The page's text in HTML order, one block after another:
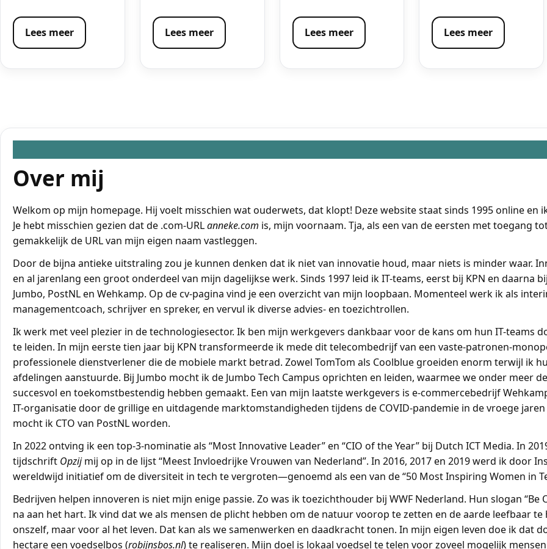
Lees meer Lees meer Lees meer Lees meer
Over mij
Welkom op mijn homepage. Hij voelt misschien wat ouderwets, dat klopt! Deze website staat sinds 1995 online en
Je hebt misschien gezien dat de .com-URLanneke.com is, mijn voornaam. Tja, als een van de eersten met toegang
gemakkelijk de URL van mijn eigen naam vastleggen.
Door de bijna antieke uitstraling zou je kunnen denken dat ik niet van innovatie houd, maar niets is minder waar.
en al jarenlang een groot onderdeel van mijn dagelijkse werk. Sinds 1997 leid ik IT-teams, eerst bij KPN en daarna
Jumbo, PostNL en Wehkamp. Op de cv-pagina vind je een overzicht van mijn loopbaan. Momenteel werk ik als
managementcoach, schrijver en spreker, en vervul ik diverse advies- en toezichtrollen.
Ik werk met veel plezier in de technologiesector. Ik ben mijn werkgevers dankbaar voor de kans om hun IT-teams
te leiden. In mijn eerste tien jaar bij KPN transformeerde ik mede dit telecombedrijf van een vaste-patronen-
professionele dienstverlener die de mobiele markt betrad. Zowel TomTom als Coolblue groeiden enorm terwijl ik
afdelingen aanstuurde. Bij Jumbo mocht ik de Jumbo Tech Campus oprichten en leiden, waarmee we onder meer
succesvol en toekomstbestendig hebben gemaakt. Een van mijn laatste werkgevers is e-commercebedrijf
IT-organisatie door de grillige en uitdagende marktomstandigheden tijdens de COVID-pandemie in de vroege
mocht ik CTO van PostNL worden.
In 2022 ontving ik een top-3-nominatie als “Most Innovative Leader” en “CIO of the Year” bij Dutch ICT Media. In
tijdschrift Opzijmij op in de lijst “Meest Invloedrijke Vrouwen van Nederland”. In 2016, 2017 en 2019 werd ik door
wereldwijd initiatief om de diversiteit in tech te vergroten—genoemd als een van de “50 Most Inspiring Women in
Bedrijven helpen innoveren is niet mijn enige passie. Zo was ik toezichthouder bij WWF Nederland. Hun slogan “Be
na aan het hart. Ik vind dat we als mensen de plicht hebben om de natuur voorop te zetten en de aarde leefbaar
onszelf, maar voor al het leven. Dat kan als we samenwerken en daadkracht tonen. In mijn eigen leven doe ik dat
hectare een voedselbos (robijnsbos.nl) te realiseren. Mijn doel is lokaal voedsel te telen voor zoveel mogelijk